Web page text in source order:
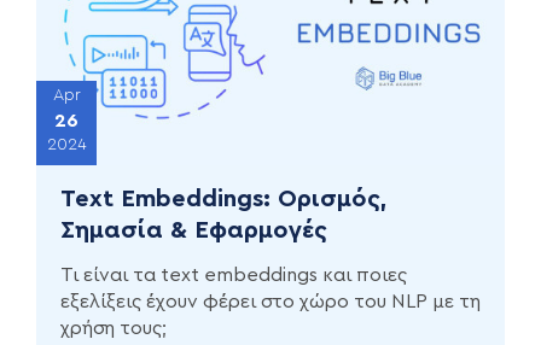
Apr
26
2024
Text Embeddings: Ορισμός,
Σημασία & Εφαρμογές
Τι είναι τα text embeddings και ποιες
εξελίξεις έχουν φέρει στο χώρο του NLP με τη
χρήση τους;